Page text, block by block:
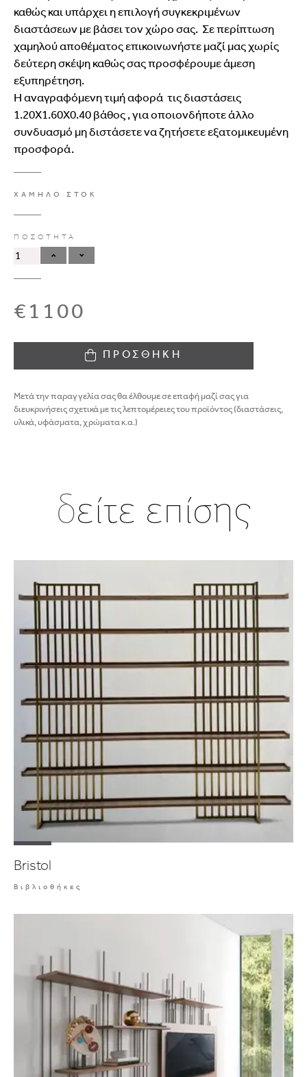
καθώς και υπάρχει η επιλογή συγκεκριμένων
διαστάσεων με βάσει τον χώρο σας. Σε περίπτωση
χαμηλού αποθέματος επικοινωνήστε μαζί μας χωρίς
δεύτερη σκέψη καθώς σας προσφέρουμε άμεση
εξυπηρέτηση.
Η αναγραφόμενη τιμή αφορά τις διαστάσεις
1.20Χ1.60Χ0.40 βάθος , για οποιονδήποτε άλλο
συνδυασμό μη διστάσετε να ζητήσετε εξατομικευμένη
προσφορά.
ΧΑΜΗΛΟ ΣΤΟΚ
ΠΟΣΟΤΗΤΑ
€1100
ΠΡΟΣΘΗΚΗ
Μετά την παραγγελία σας θα έλθουμε σε επαφή μαζί σας για
διευκρινήσεις σχετικά με τις λεπτομέρειες του προϊόντος (διαστάσεις,
υλικά, υφάσματα, χρώματα κ.α.)
δείτε επίσης
Bristol
Βιβλιοθήκες